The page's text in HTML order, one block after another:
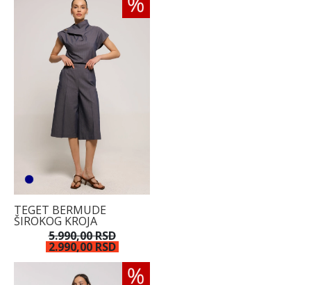
TEGET BERMUDE
ŠIROKOG KROJA
5.990,00 RSD
2.990,00 RSD